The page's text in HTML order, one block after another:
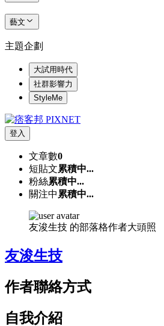
藝文
主題企劃
大試用時代
社群影響力
StyleMe
登入
文章數0
短貼文累積中...
粉絲累積中...
關注中 累積中...
友浚生技 的部落格作者大頭照
友浚生技
作者聯絡方式
自我介紹